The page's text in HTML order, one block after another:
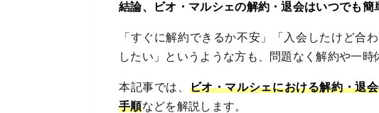
結論、ビオ・マルシェの解約・退会はいつでも簡
「すぐに解約できるか不安」「入会したけど合
したい」というような方も、問題なく解約や一時
本記事では、 ビオ・マルシェにおける解約・退
手順などを解説します。